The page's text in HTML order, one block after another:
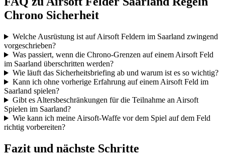
Chrono Sicherheit
Welche Ausrüstung ist auf Airsoft Feldern im Saarland zwingend
vorgeschrieben?
Was passiert, wenn die Chrono-Grenzen auf einem Airsoft Feld
im Saarland überschritten werden?
Wie läuft das Sicherheitsbriefing ab und warum ist es so wichtig?
Kann ich ohne vorherige Erfahrung auf einem Airsoft Feld im
Saarland spielen?
Gibt es Altersbeschränkungen für die Teilnahme an Airsoft
Spielen im Saarland?
Wie kann ich meine Airsoft-Waffe vor dem Spiel auf dem Feld
richtig vorbereiten?
Fazit und nächste Schritte